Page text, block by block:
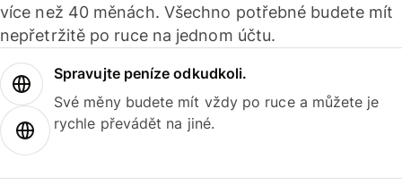
více než 40 měnách. Všechno potřebné budete mít
nepřetržitě po ruce na jednom účtu.
Spravujte peníze odkudkoli.
Své měny budete mít vždy po ruce a můžete je
rychle převádět na jiné.